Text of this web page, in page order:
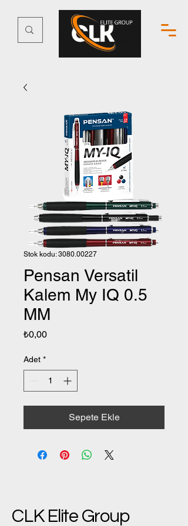
Stok kodu: 3080.00227
Pensan Versatil
Kalem My IQ 0.5
MM
₺0,00Fiyat
Adet *
Sepete Ekle
CLK Elite Group